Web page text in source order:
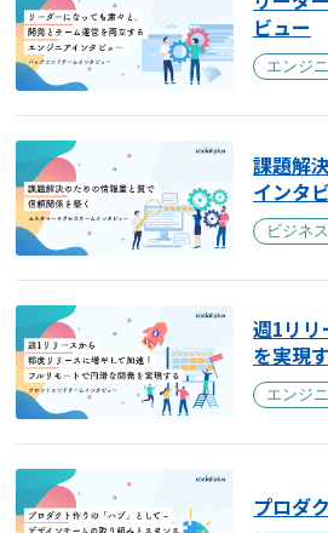
ビュー
エンジ
課題解
インタ
ビジネ
週1リリ
を実現
エンジ
プロダ